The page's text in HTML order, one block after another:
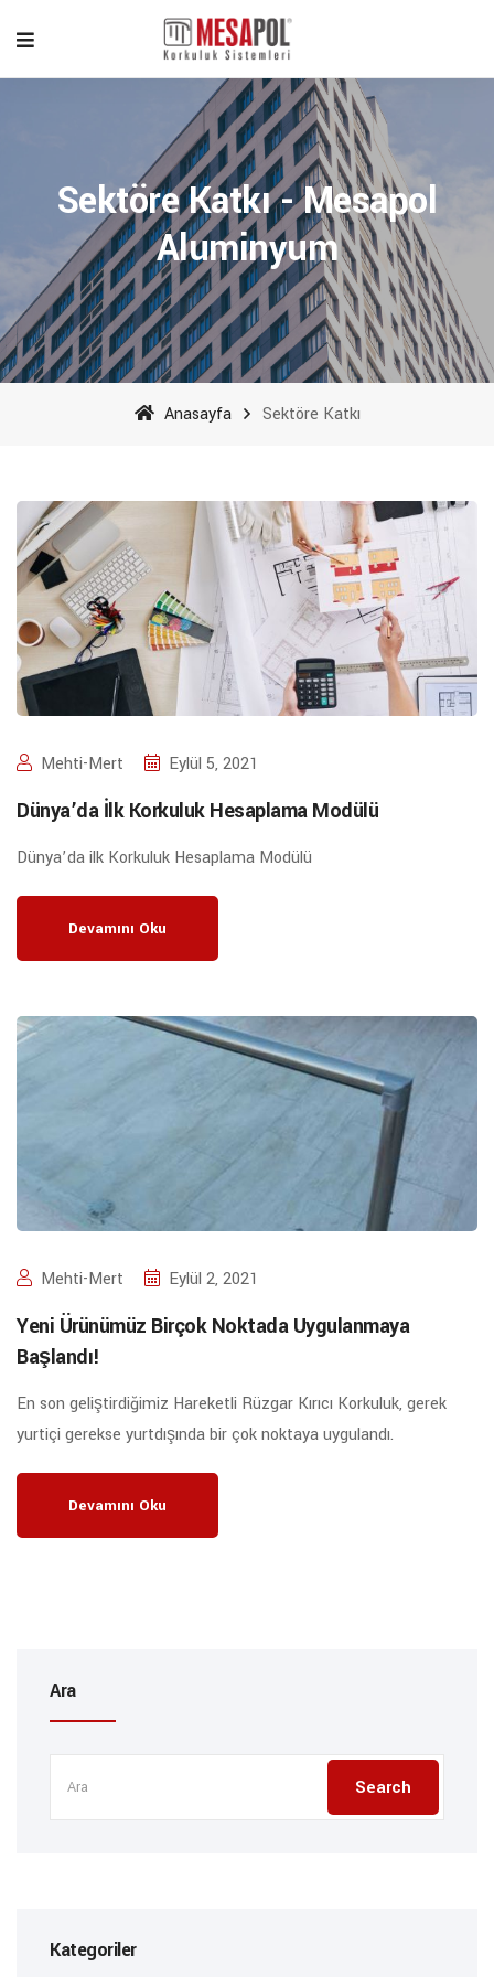
Sektöre Katkı - Mesapol
Aluminyum
Anasayfa Sektöre Katkı
Mehti-Mert Eylül 5, 2021
Dünya’da İlk Korkuluk Hesaplama Modülü
Dünya’da ilk Korkuluk Hesaplama Modülü
Devamını Oku
Mehti-Mert Eylül 2, 2021
Yeni Ürünümüz Birçok Noktada Uygulanmaya
Başlandı!
En son geliştirdiğimiz Hareketli Rüzgar Kırıcı Korkuluk, gerek
yurtiçi gerekse yurtdışında bir çok noktaya uygulandı.
Devamını Oku
Ara
Kategoriler